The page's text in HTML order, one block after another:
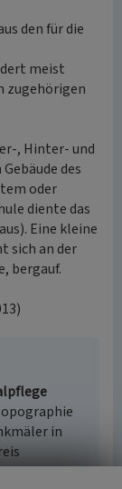
den für die
meist
zugehörigen
, Hinter- und
des
oder
diente das
Eine kleine
sich an der
bergauf.
in